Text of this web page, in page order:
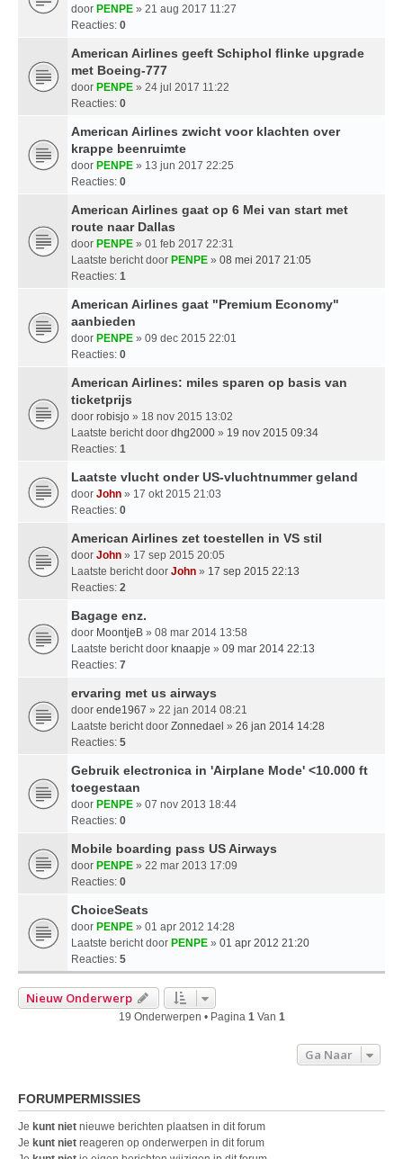
door PENPE » 21 aug 2017 11:27
Reacties: 0
American Airlines geeft Schiphol flinke upgrade
met Boeing-777
door PENPE » 24 jul 2017 11:22
Reacties: 0
American Airlines zwicht voor klachten over
krappe beenruimte
door PENPE » 13 jun 2017 22:25
Reacties: 0
American Airlines gaat op 6 Mei van start met
route naar Dallas
door PENPE » 01 feb 2017 22:31
Laatste bericht door PENPE » 08 mei 2017 21:05
Reacties: 1
American Airlines gaat "Premium Economy"
aanbieden
door PENPE » 09 dec 2015 22:01
Reacties: 0
American Airlines: miles sparen op basis van
ticketprijs
door robisjo » 18 nov 2015 13:02
Laatste bericht door dhg2000 » 19 nov 2015 09:34
Reacties: 1
Laatste vlucht onder US-vluchtnummer geland
door John » 17 okt 2015 21:03
Reacties: 0
American Airlines zet toestellen in VS stil
door John » 17 sep 2015 20:05
Laatste bericht door John » 17 sep 2015 22:13
Reacties: 2
Bagage enz.
door MoontjeB » 08 mar 2014 13:58
Laatste bericht door knaapje » 09 mar 2014 22:13
Reacties: 7
ervaring met us airways
door ende1967 » 22 jan 2014 08:21
Laatste bericht door Zonnedael » 26 jan 2014 14:28
Reacties: 5
Gebruik electronica in 'Airplane Mode' <10.000 ft
toegestaan
door PENPE » 07 nov 2013 18:44
Reacties: 0
Mobile boarding pass US Airways
door PENPE » 22 mar 2013 17:09
Reacties: 0
ChoiceSeats
door PENPE » 01 apr 2012 14:28
Laatste bericht door PENPE » 01 apr 2012 21:20
Reacties: 5
Nieuw Onderwerp
19 Onderwerpen • Pagina 1Van 1
Ga Naar
FORUMPERMISSIES
Je kunt niet nieuwe berichten plaatsen in dit forum
Je kunt niet reageren op onderwerpen in dit forum